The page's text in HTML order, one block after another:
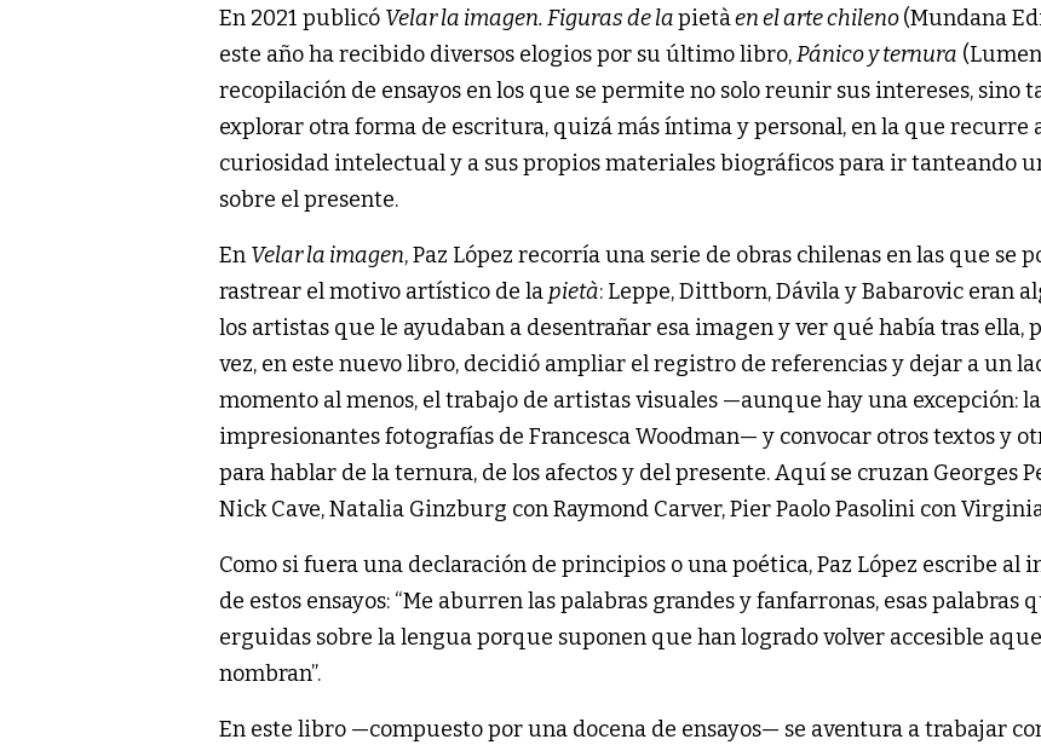
En 2021 publicó Velar la imagen. Figuras de lapietàen el arte chileno(Mundana
este año ha recibido diversos elogios por su último libro,Pánico y ternura
recopilación de ensayos en los que se permite no solo reunir sus intereses, sino
explorar otra forma de escritura, quizá más íntima y personal, en la que recurre
curiosidad intelectual y a sus propios materiales biográficos para ir tanteando
sobre el presente.
En Velar la imagen, Paz López recorría una serie de obras chilenas en las que se
rastrear el motivo artístico de la pietà: Leppe, Dittborn, Dávila y Babarovic eran
los artistas que le ayudaban a desentrañar esa imagen y ver qué había tras ella,
vez, en este nuevo libro, decidió ampliar el registro de referencias y dejar a un
momento al menos, el trabajo de artistas visuales —aunque hay una excepción:
impresionantes fotografías de Francesca Woodman— y convocar otros textos y
para hablar de la ternura, de los afectos y del presente. Aquí se cruzan Georges
Nick Cave, Natalia Ginzburg con Raymond Carver, Pier Paolo Pasolini con
Como si fuera una declaración de principios o una poética, Paz López escribe al
de estos ensayos: “Me aburren las palabras grandes y fanfarronas, esas palabras
erguidas sobre la lengua porque suponen que han logrado volver accesible
nombran”.
En este libro —compuesto por una docena de ensayos— se aventura a trabajar